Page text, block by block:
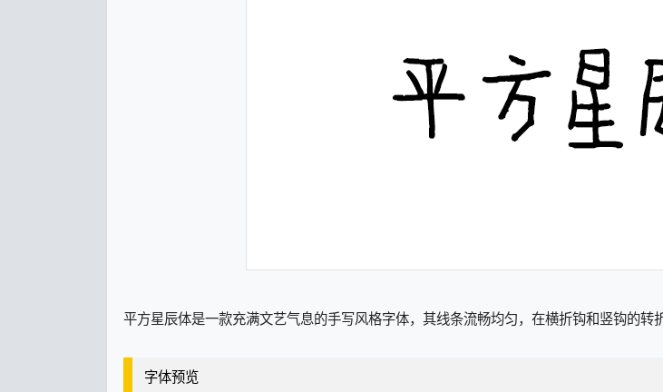
平方星辰体是一款充满文艺气息的手写风格字体，其线条流畅均匀，在横折钩和竖钩的转
字体预览